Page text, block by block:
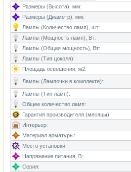
Размеры (Высота), мм:
Размеры (Диаметр), мм:
Лампы (Количество ламп), шт:
Лампы (Мощность ламп), Вт:
Лампы (Общая мощность), Вт:
Лампы (Тип цоколя):
Площадь освещения, м2:
Лампы (Лампочки в комплекте):
Лампы (Тип ламп):
Общее количество ламп:
Гарантия производителя (месяцы):
Интерьер:
Материал арматуры:
Место установки:
Напряжение питания, В:
Серия: